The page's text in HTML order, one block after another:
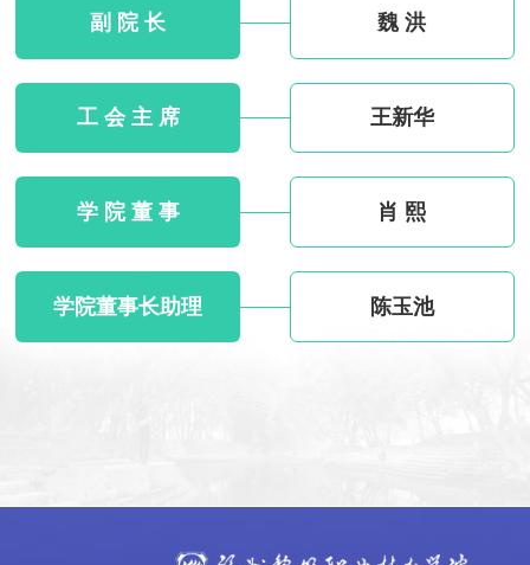
副 院 长 魏 洪
工 会 主 席 王新华
学 院 董 事 肖 熙
学院董事长助理 陈玉池